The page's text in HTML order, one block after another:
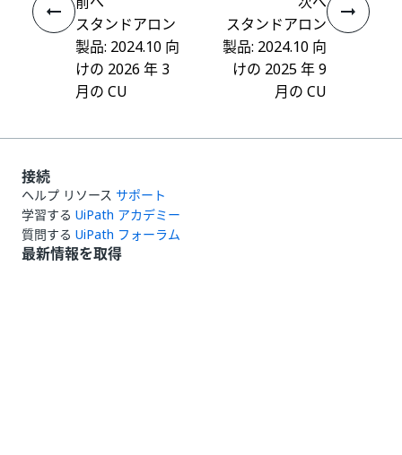
スタンドアロン
製品: 2024.10 向
けの 2026 年 3
月の CU
スタンドアロン
製品: 2024.10 向
けの 2025 年 9
月の CU
接続
ヘルプ リソース サポート
学習する UiPath アカデミー
質問する UiPath フォーラム
最新情報を取得